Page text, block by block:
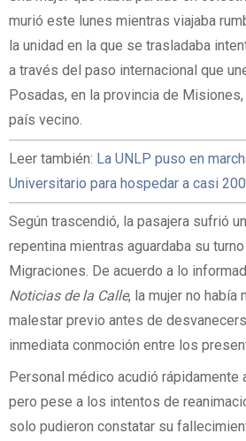
murió este lunes mientras viajaba
la unidad en la que se trasladaba
a través del paso internacional que
Posadas, en la provincia de Misiones,
país vecino.
Leer también: La UNLP puso en
Universitario para hospedar a casi
Según trascendió, la pasajera sufrió
repentina mientras aguardaba su
Migraciones. De acuerdo a lo
Noticias de la Calle, la mujer no había
malestar previo antes de
inmediata conmoción entre los
Personal médico acudió rápidamente
pero pese a los intentos de
solo pudieron constatar su